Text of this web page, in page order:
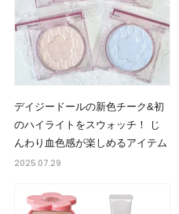
デイジードールの新色チーク&初
のハイライトをスウォッチ！ じ
んわり血色感が楽しめるアイテム
2025.07.29